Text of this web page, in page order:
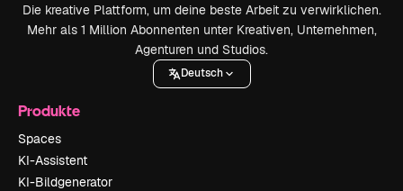
Die kreative Plattform, um deine beste Arbeit zu verwirklichen.
Mehr als 1 Million Abonnenten unter Kreativen, Unternehmen,
Agenturen und Studios.
Deutsch
Produkte
Spaces
KI-Assistent
KI-Bildgenerator